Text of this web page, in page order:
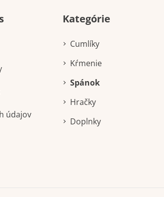
údajov
kategórie
Kategórie
Cumlíky
Kŕmenie
Spánok
Hračky
Doplnky